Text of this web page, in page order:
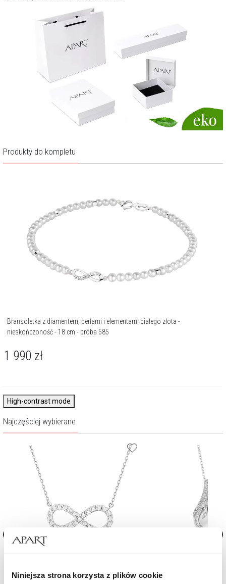
Niniejsza strona korzysta z plików cookie
Produkty do kompletu
Bransoletka z diamentem, perłami i elementami białego złota -
nieskończoność - 18 cm - próba 585
1 990 zł
High-contrast mode
Najczęściej wybierane
ct - próba 585